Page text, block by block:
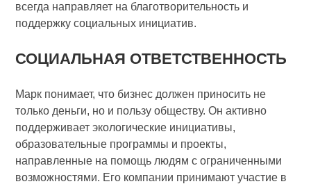
всегда направляет на благотворительность и
поддержку социальных инициатив.
СОЦИАЛЬНАЯ ОТВЕТСТВЕННОСТЬ
Марк понимает, что бизнес должен приносить не
только деньги, но и пользу обществу. Он активно
поддерживает экологические инициативы,
образовательные программы и проекты,
направленные на помощь людям с ограниченными
возможностями. Его компании принимают участие в